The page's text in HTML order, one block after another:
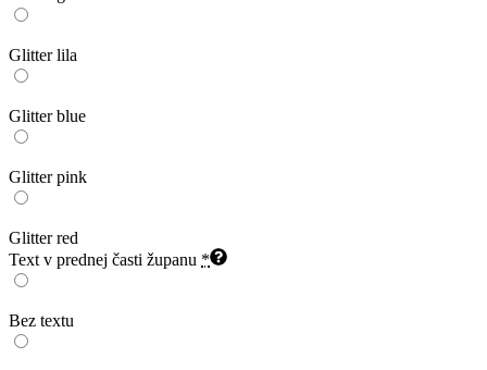
Glitter lila
Glitter blue
Glitter pink
Glitter red
Text v prednej časti županu *
Bez textu